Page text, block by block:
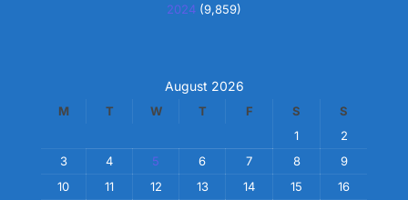
2024 (9,859)
August 2026
M T W T F S
S
1
2
3
4 5 6 7 8
9
10
11 12 13 14 15
16